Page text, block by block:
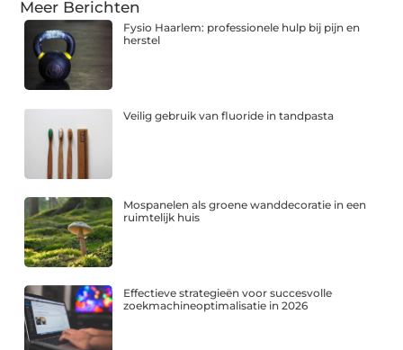
Meer Berichten
Fysio Haarlem: professionele hulp bij pijn en
herstel
Veilig gebruik van fluoride in tandpasta
Mospanelen als groene wanddecoratie in een
ruimtelijk huis
Effectieve strategieën voor succesvolle
zoekmachineoptimalisatie in 2026